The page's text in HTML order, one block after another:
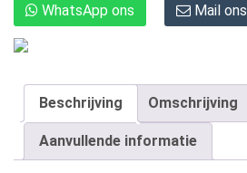
WhatsApp ons Mail ons
Beschrijving Omschrijving
Aanvullende informatie